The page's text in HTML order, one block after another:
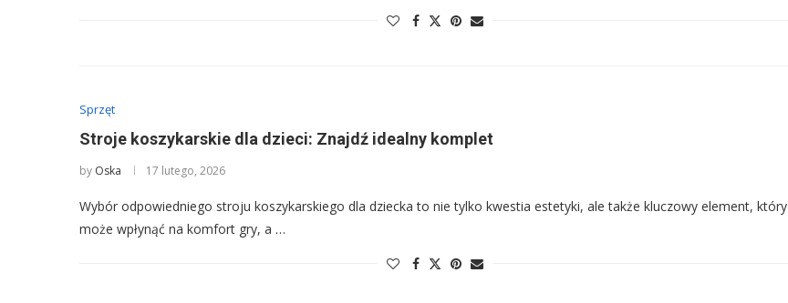
Sprzęt
Stroje koszykarskie dla dzieci: Znajdź idealny komplet
by Oska 17 lutego, 2026
Wybór odpowiedniego stroju koszykarskiego dla dziecka to nie tylko kwestia estetyki, ale także kluczowy element, który
może wpłynąć na komfort gry, a …